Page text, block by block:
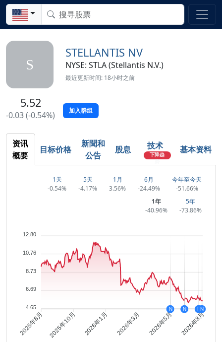
S
STELLANTIS NV
NYSE: STLA (Stellantis N.V.)
最近更新时间: 18小时之前
5.52
-0.03 (-0.54%) 加入群组
资讯
概要
目标价格
新聞和
公告
股息 技术
下降趋
势
基本资料
1天
-0.54%
5天
-4.17%
1月
3.56%
6月
-24.49%
今年至今天
-51.66%
1年
-40.96%
5年
-73.86%
12.80
10.76
8.73
6.69
4.65
2025年8月 2025年10月 2026年1月 2026年3月 2026年5月 2026年8月
N N NN